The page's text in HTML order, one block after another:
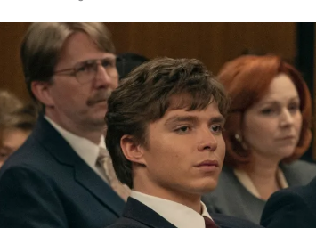
SPORTS & GAMES
Fakta Menarik Ojol The Game,